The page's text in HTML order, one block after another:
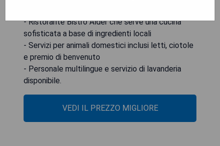
- Ristorante Bistro Alder che serve una cucina
sofisticata a base di ingredienti locali
- Servizi per animali domestici inclusi letti, ciotole
e premio di benvenuto
- Personale multilingue e servizio di lavanderia
disponibile.
VEDI IL PREZZO MIGLIORE